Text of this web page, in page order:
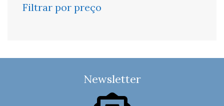
Filtrar por preço
Newsletter